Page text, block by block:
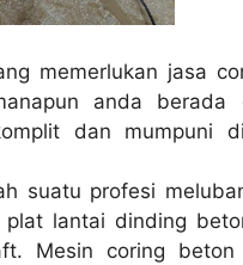
memerlukan jasa
anda
dan mumpuni
suatu profesi
lantai dinding
Mesin coring